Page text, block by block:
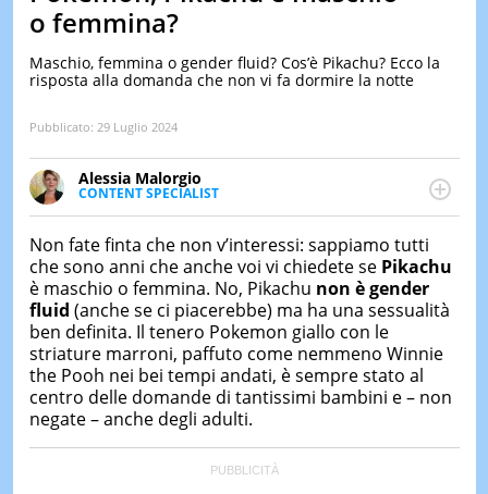
DI
OGGI
DI
o femmina?
Maschio, femmina o gender fluid? Cos’è Pikachu? Ecco la
risposta alla domanda che non vi fa dormire la notte
Pubblicato: 29 Luglio 2024
Alessia Malorgio
CONTENT SPECIALIST
Ha conseguito un Master in Marketing Management
occupa della creazione di contenuti in ottica SEO e
dello sviluppo di strategie marketing attraverso
canali digitali.
Non fate finta che non v’interessi: sappiamo tutti
che sono anni che anche voi vi chiedete se Pikachu
è maschio o femmina. No, Pikachu non è gender
fluid (anche se ci piacerebbe) ma ha una sessualità
ben definita. Il tenero Pokemon giallo con le
striature marroni, paffuto come nemmeno Winnie
the Pooh nei bei tempi andati, è sempre stato al
centro delle domande di tantissimi bambini e – non
negate – anche degli adulti.